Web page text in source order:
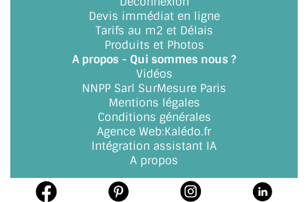
SYSTÈMES COULISSANTS
LE CATALOGUE ACCESSOIRES
(STROMBINOSCOPE)
ACCESSOIRES EN PROMOTIONS
EXEMPLES, RÉALISATIONS, INSPIRATIONS
COMMENT COUPER DU VERRE ?
Devis immédiat en ligne
Tarifs au m2 et Délais
Produits et Photos
A propos - Qui sommes nous ?
Vidéos
NNPP Sarl SurMesure Paris
Mentions légales
Conditions générales
Agence Web:Kalédo.fr
Intégration assistant IA
A propos